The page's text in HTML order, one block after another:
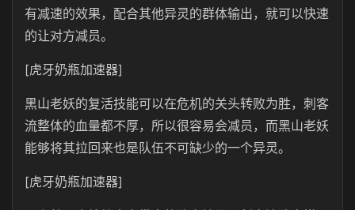
有减速的效果，配合其他异灵的群体输出，就可以快速
的让对方减员。
[虎牙奶瓶加速器]
黑山老妖的复活技能可以在危机的关头转败为胜，刺客
流整体的血量都不厚，所以很容易会减员，而黑山老妖
能够将其拉回来也是队伍不可缺少的一个异灵。
[虎牙奶瓶加速器]